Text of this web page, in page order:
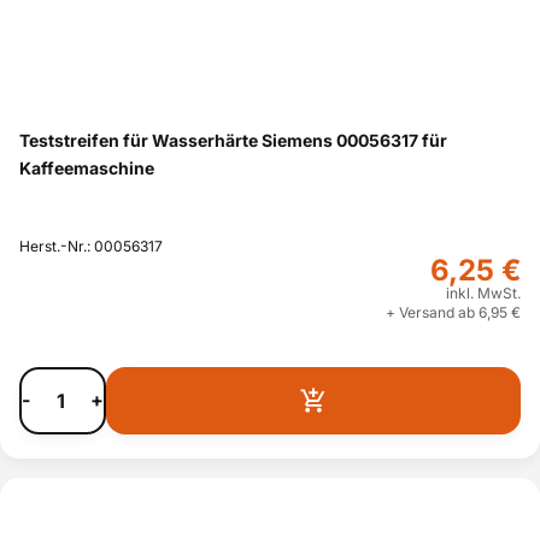
Teststreifen für Wasserhärte Siemens 00056317 für
Kaffeemaschine
Herst.-Nr.: 00056317
6,25 €
inkl. MwSt.
+ Versand ab 6,95 €
- +